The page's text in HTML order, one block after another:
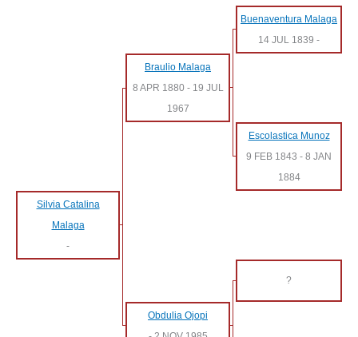
Buenaventura Malaga
14 JUL 1839 -
Braulio Malaga
8 APR 1880- 19 JUL
1967
Escolastica Munoz
9 FEB 1843 - 8 JAN
1884
Silvia Catalina
Malaga
-
?
Obdulia Ojopi